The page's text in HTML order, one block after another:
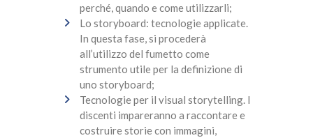
perché, quando e come utilizzarli;
Lo storyboard: tecnologie applicate.
In questa fase, si procederà
all’utilizzo del fumetto come
strumento utile per la definizione di
uno storyboard;
Tecnologie per il visual storytelling. I
discenti impareranno a raccontare e
costruire storie con immagini,